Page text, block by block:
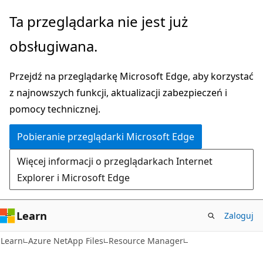
Przejdź
głównej
Przejdź
nawigacji
stronie
Ta przeglądarka nie jest już
obsługiwana.
Przejdź na przeglądarkę Microsoft Edge, aby korzystać
z najnowszych funkcji, aktualizacji zabezpieczeń i
pomocy technicznej.
Pobieranie przeglądarki Microsoft Edge
Więcej informacji o przeglądarkach Internet
Explorer i Microsoft Edge
Learn Zaloguj
Learn Azure NetApp Files Resource Manager